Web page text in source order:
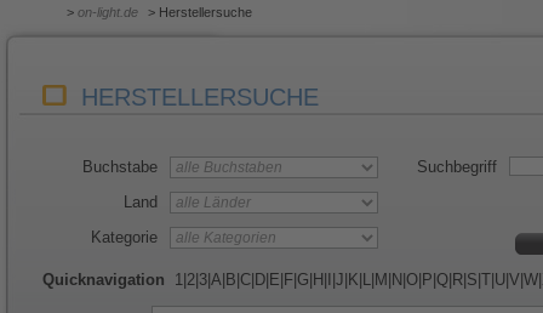
> on-light.de > Herstellersuche
HERSTELLERSUCHE
Buchstabe
Land
Kategorie
Suchbegriff
Quicknavigation 1 2 3 A B C D E F G H J K L M N O P Q R S T U V W